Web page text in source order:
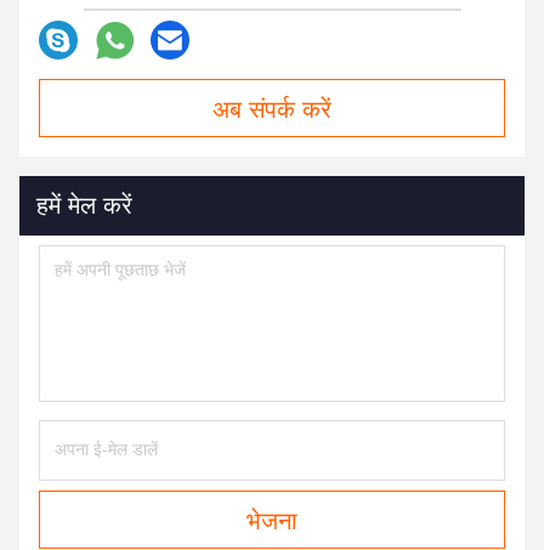
अब संपर्क करें
हमें मेल करें
भेजना